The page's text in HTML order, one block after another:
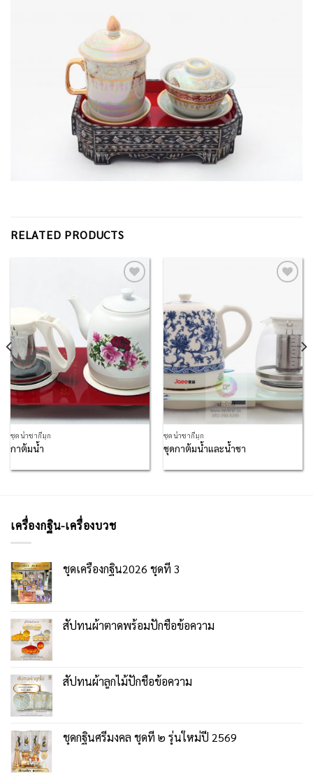
RELATED PRODUCTS
Add to
Wishlist
ชุดน้ำชากี๋มุก
กาต้มน้ำ
ชุดน้ำชากี๋มุก
ชุดกาต้มน้ำและน้ำชา
เครื่องกฐิน-เครื่องบวช
ชุดเครื่องกฐิน2026 ชุดที่ 3
สัปทนผ้าตาดพร้อมปักชื่อข้อความ
สัปทนผ้าลูกไม้ปักชื่อข้อความ
ชุดกฐินศรีมงคล ชุดที่ ๒ รุ่นใหม่ปี 2569